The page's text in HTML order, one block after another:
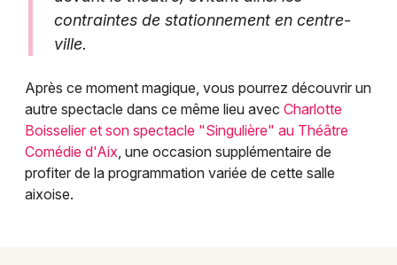
contraintes de stationnement en centre-
ville.
Après ce moment magique, vous pourrez découvrir un
autre spectacle dans ce même lieu avec Charlotte
Boisselier et son spectacle "Singulière" au Théâtre
Comédie d'Aix, une occasion supplémentaire de
profiter de la programmation variée de cette salle
aixoise.